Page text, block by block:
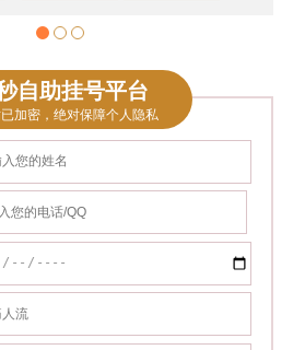
自助挂号平台
加密，绝对保障个人隐私